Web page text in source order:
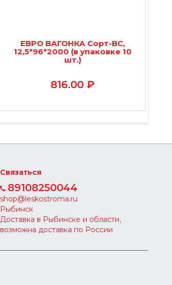
ЕВРО ВАГОНКА Сорт-BС,
12,5*96*2000 (в упаковке 10
шт.)
816.00 ₽
Связаться
89108250044
shop@leskostroma.ru
Рыбинск
Доставка в Рыбинске и области,
возможна доставка по России